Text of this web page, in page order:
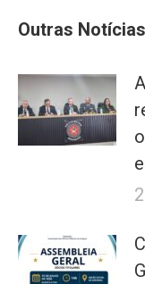
Outras Notícias